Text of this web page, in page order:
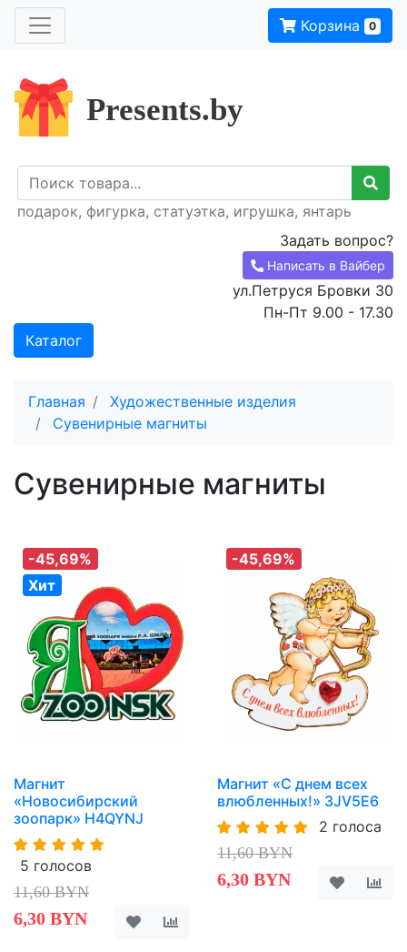
Корзина 0
Presents.by
подарок, фигурка, статуэтка, игрушка, янтарь
Задать вопрос?
Написать в Вайбер
ул.Петруся Бровки 30
Пн-Пт 9.00 - 17.30
Каталог
Главная
Художественные изделия
Сувенирные магниты
Сувенирные магниты
-45,69%
Хит
Магнит
«Новосибирский
зоопарк» H4QYNJ
5 голосов
11,60 BYN
6,30 BYN
-45,69%
Магнит «С днем всех
влюбленных!» 3JV5E6
2 голоса
11,60 BYN
6,30 BYN